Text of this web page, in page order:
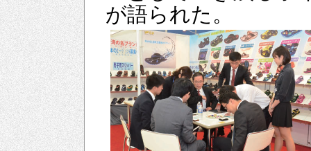
が語られた。